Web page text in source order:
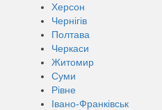
Херсон
Чернігів
Полтава
Черкаси
Житомир
Суми
Рівне
Івано-Франківськ